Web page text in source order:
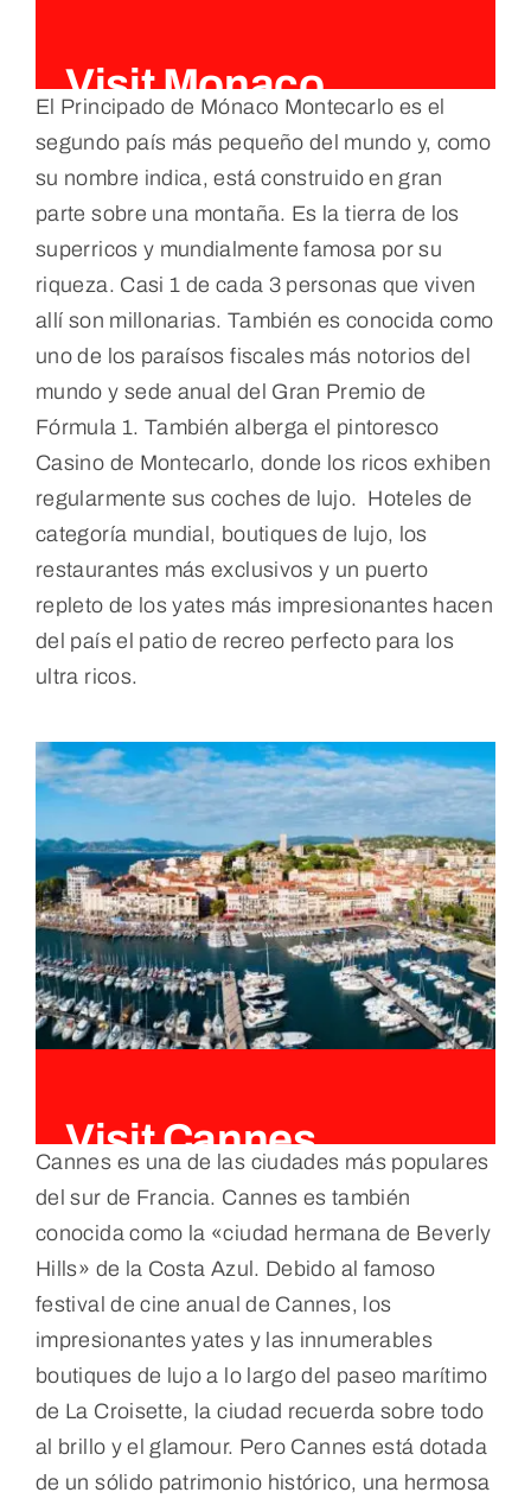
Visit Monaco
El Principado de Mónaco Montecarlo es el
segundo país más pequeño del mundo y, como
su nombre indica, está construido en gran
parte sobre una montaña. Es la tierra de los
superricos y mundialmente famosa por su
riqueza. Casi 1 de cada 3 personas que viven
allí son millonarias. También es conocida como
uno de los paraísos fiscales más notorios del
mundo y sede anual del Gran Premio de
Fórmula 1. También alberga el pintoresco
Casino de Montecarlo, donde los ricos exhiben
regularmente sus coches de lujo. Hoteles de
categoría mundial, boutiques de lujo, los
restaurantes más exclusivos y un puerto
repleto de los yates más impresionantes hacen
del país el patio de recreo perfecto para los
ultra ricos.
Visit Cannes
Cannes es una de las ciudades más populares
del sur de Francia. Cannes es también
conocida como la «ciudad hermana de Beverly
Hills» de la Costa Azul. Debido al famoso
festival de cine anual de Cannes, los
impresionantes yates y las innumerables
boutiques de lujo a lo largo del paseo marítimo
de La Croisette, la ciudad recuerda sobre todo
al brillo y el glamour. Pero Cannes está dotada
de un sólido patrimonio histórico, una hermosa